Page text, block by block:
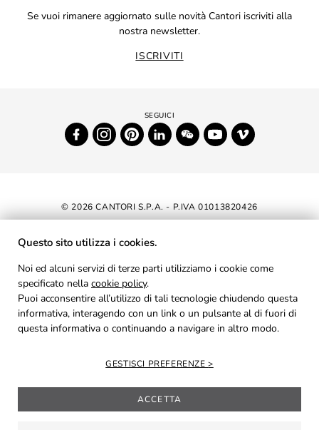
Se vuoi rimanere aggiornato sulle novità Cantori iscriviti alla
nostra newsletter.
ISCRIVITI
© 2026 CANTORI S.P.A. - P.IVA 01013820426
DICHIARAZIONE DI ACCESSIBILITÀ
AREA RISERVATA
PRIVACY
COOKIES
Questo sito utilizza i cookies.
Noi ed alcuni servizi di terze parti utilizziamo i cookie come
specificato nella cookie policy.
Puoi acconsentire all’utilizzo di tali tecnologie chiudendo questa
informativa, interagendo con un link o un pulsante al di fuori di
questa informativa o continuando a navigare in altro modo.
GESTISCI PREFERENZE
ACCETTA